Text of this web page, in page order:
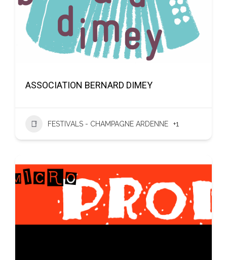
ASSOCIATION BERNARD DIMEY
FESTIVALS - CHAMPAGNE ARDENNE +1